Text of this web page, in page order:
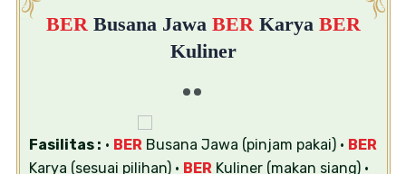
BER Busana Jawa BER Karya BER
Kuliner
Fasilitas : • BERBusana Jawa (pinjam pakai)• BER
Karya (sesuai pilihan)• BERKuliner (makan siang)•